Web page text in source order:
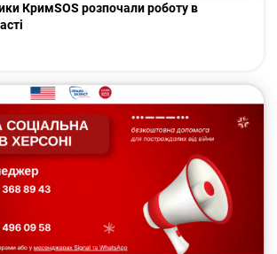
КримSOS розпочали роботу в